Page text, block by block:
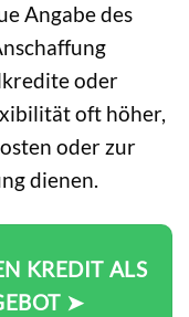
Angabe des
oder
oft höher,
oder zur
dienen.
KREDIT ALS
➤